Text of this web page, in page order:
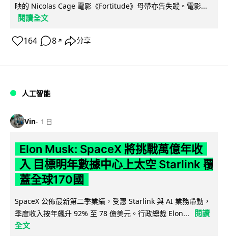
映的 Nicolas Cage 電影《Fortitude》母帶亦告失蹤。電影...
閱讀全文
164 8 ↗ 分享
人工智能
Vin 1 日
Elon Musk: SpaceX 將挑戰萬億年收
入 目標明年數據中心上太空 Starlink 覆
蓋全球170國
SpaceX 公佈最新第二季業績，受惠 Starlink 與 AI 業務帶動，
季度收入按年飆升 92% 至 78 億美元。行政總裁 Elon...
閱讀
全文